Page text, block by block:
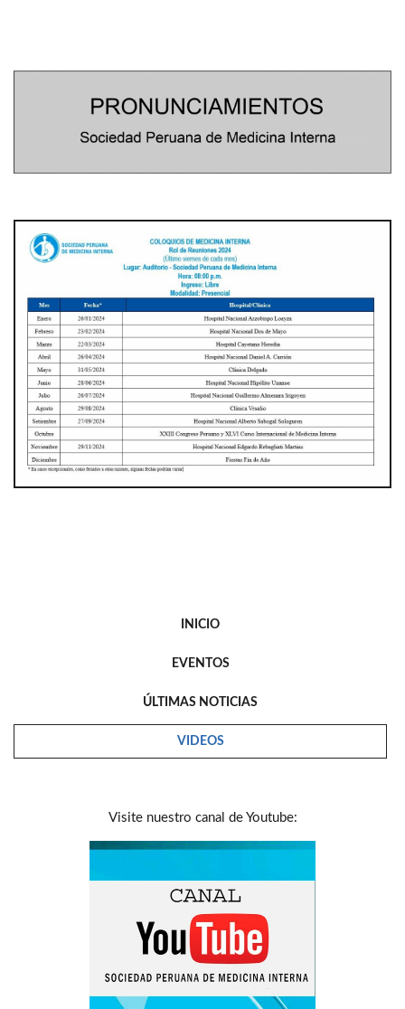
INICIO
EVENTOS
ÚLTIMAS NOTICIAS
VIDEOS
Visite nuestro canal de Youtube: